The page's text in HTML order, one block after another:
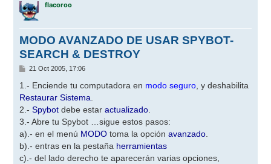
flacoroo
MODO AVANZADO DE USAR SPYBOT-
SEARCH & DESTROY
M
a
21 Oct 2005, 17:06
1.- Enciende tu computadora en modo seguro, y deshabilita
Restaurar Sistema.
2.-Spybot debe estaractualizado.
3.- Abre tu Spybot …sigue estos pasos:
a).- en el menú MODO toma la opciónavanzado.
b).- entras en la pestaña herramientas
c).- del lado derecho te aparecerán varias opciones,